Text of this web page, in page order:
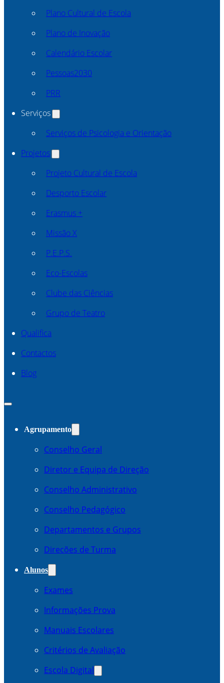
Plano Cultural de Escola
Plano de Inovação
Calendário Escolar
Pessoas2030
PRR
Serviços
Serviços de Psicologia e Orientação
Projetos
Projeto Cultural de Escola
Desporto Escolar
Erasmus +
Missão X
P.E.P.S.
Eco-Escolas
Clube das Ciências
Grupo de Teatro
Qualifica
Contactos
Blog
Agrupamento
Conselho Geral
Diretor e Equipa de Direção
Conselho Administrativo
Conselho Pedagógico
Departamentos e Grupos
Direcões de Turma
Alunos
Exames
Informações Prova
Manuais Escolares
Critérios de Avaliação
Escola Digital